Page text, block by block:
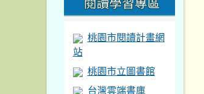
桃園市閱讀計畫網
站
桃園市立圖書館
台灣雲端書庫